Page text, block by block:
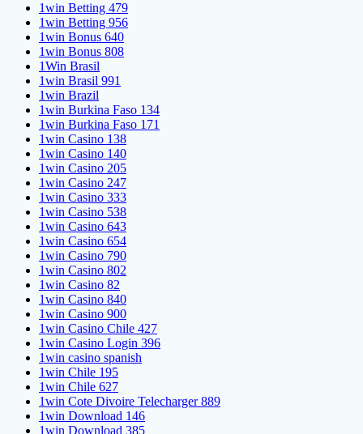
1win Betting 479
1win Betting 956
1win Bonus 640
1win Bonus 808
1Win Brasil
1win Brasil 991
1win Brazil
1win Burkina Faso 134
1win Burkina Faso 171
1win Casino 138
1win Casino 140
1win Casino 205
1win Casino 247
1win Casino 333
1win Casino 538
1win Casino 643
1win Casino 654
1win Casino 790
1win Casino 802
1win Casino 82
1win Casino 840
1win Casino 900
1win Casino Chile 427
1win Casino Login 396
1win casino spanish
1win Chile 195
1win Chile 627
1win Cote Divoire Telecharger 889
1win Download 146
1win Download 385